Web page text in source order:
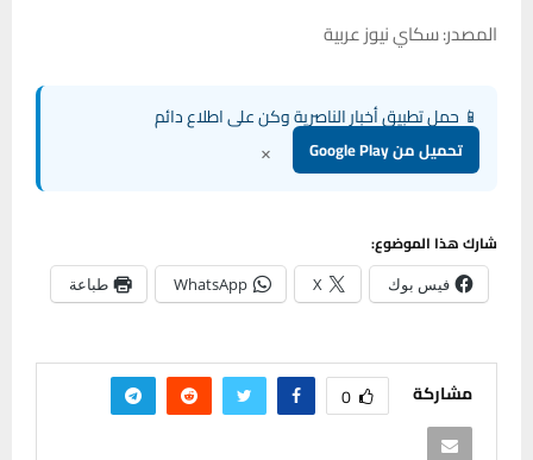
المصدر: سكاي نيوز عربية
📱 حمل تطبيق أخبار الناصرية وكن على اطلاع دائم
تحميل من Google Play ×
شارك هذا الموضوع:
فيس بوك X
WhatsApp طباعة
مشاركة 0